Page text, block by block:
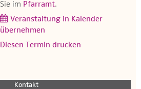
Sie im Pfarramt.
Veranstaltung in Kalender
übernehmen
Diesen Termin drucken
Kontakt